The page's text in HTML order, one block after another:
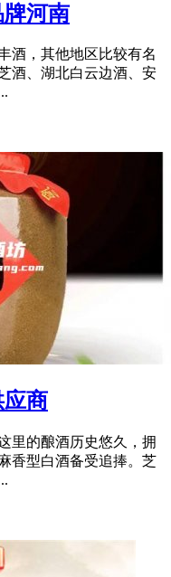
河南
酒，其他地区比较有名
酒、湖北白云边酒、安
商
里的酿酒历史悠久，拥
香型白酒备受追捧。芝